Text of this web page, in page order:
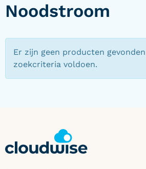
Noodstroom
Er zijn geen producten
zoekcriteria voldoen.